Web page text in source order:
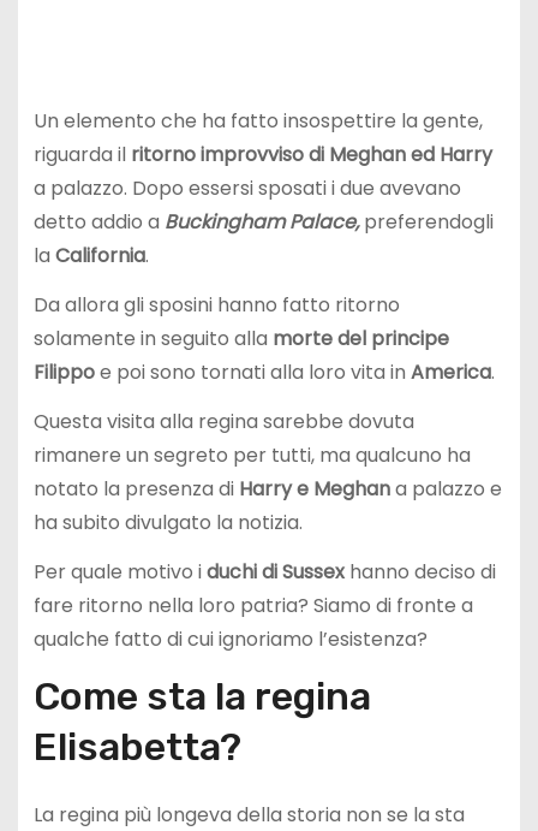
Un elemento che ha fatto insospettire la gente,
riguarda il ritorno improvviso di Meghan ed Harry
a palazzo. Dopo essersi sposati i due avevano
detto addio a Buckingham Palace,preferendogli
la California.
Da allora gli sposini hanno fatto ritorno
solamente in seguito alla morte del principe
Filippoe poi sono tornati alla loro vita in America.
Questa visita alla regina sarebbe dovuta
rimanere un segreto per tutti, ma qualcuno ha
notato la presenza di Harry e Meghana palazzo e
ha subito divulgato la notizia.
Per quale motivo iduchi di Sussexhanno deciso di
fare ritorno nella loro patria? Siamo di fronte a
qualche fatto di cui ignoriamo l’esistenza?
Come sta la regina
Elisabetta?
La regina più longeva della storia non se la sta